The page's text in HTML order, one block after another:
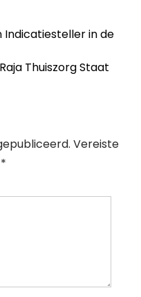
Indicatiesteller in de
Thuiszorg Staat
Vereiste
*